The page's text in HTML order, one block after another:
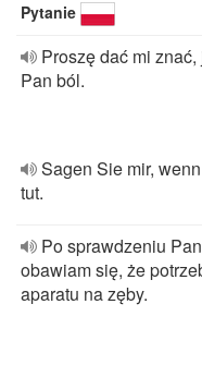
Pytanie
Proszę dać mi
Pan ból.
Sagen Sie mir,
tut.
Po sprawdzeniu
obawiam się, że
aparatu na zęby.